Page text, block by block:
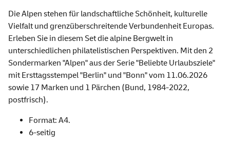
Die Alpen stehen für landschaftliche Schönheit, kulturelle
Vielfalt und grenzüberschreitende Verbundenheit Europas.
Erleben Sie in diesem Set die alpine Bergwelt in
unterschiedlichen philatelistischen Perspektiven. Mit den 2
Sondermarken "Alpen" aus der Serie "Beliebte Urlaubsziele"
mit Ersttagsstempel "Berlin" und "Bonn" vom 11.06.2026
sowie 17 Marken und 1 Pärchen (Bund, 1984-2022,
postfrisch).
Format: A4.
6-seitig